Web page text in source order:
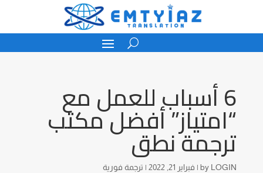
6 أسباب للعمل مع
“امتياز” أفضل مكتب
ترجمة نطق
by LOGIN
| فبراير 21, 2022 | ترجمة فورية